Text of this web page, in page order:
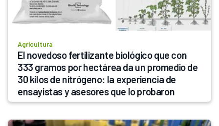
Agricultura
El novedoso fertilizante biológico que con
333 gramos por hectárea da un promedio de
30 kilos de nitrógeno: la experiencia de
ensayistas y asesores que lo probaron